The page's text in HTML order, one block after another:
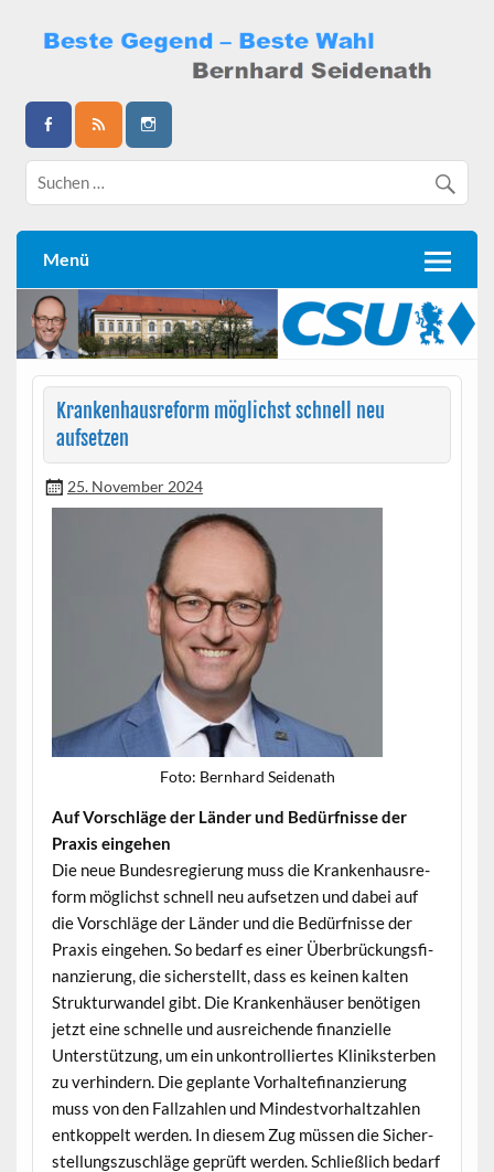
content
Bernhard Seidenath
Menü
Krankenhausreform möglichst schnell neu
aufsetzen
25. November 2024
Foto: Bern­hard Seidenath
Auf Vorschläge der Län­der und Bedürfnisse der
Prax­is eingehen
Die neue Bun­desregierung muss die Kranken­haus­re­
form möglichst schnell neu auf­set­zen und dabei auf
die Vorschläge der Län­der und die Bedürfnisse der
Prax­is einge­hen. So bedarf es ein­er Über­brück­ungs­fi­
nanzierung, die sich­er­stellt, dass es keinen kalten
Struk­tur­wan­del gibt. Die Kranken­häuser benöti­gen
jet­zt eine schnelle und aus­re­ichende finanzielle
Unter­stützung, um ein unkon­trol­liertes Klinikster­ben
zu ver­hin­dern. Die geplante Vorhal­te­fi­nanzierung
muss von den Fal­lzahlen und Min­destvorhaltzahlen
entkop­pelt wer­den. In diesem Zug müssen die Sich­er­
stel­lungszuschläge geprüft wer­den. Schließlich bedarf